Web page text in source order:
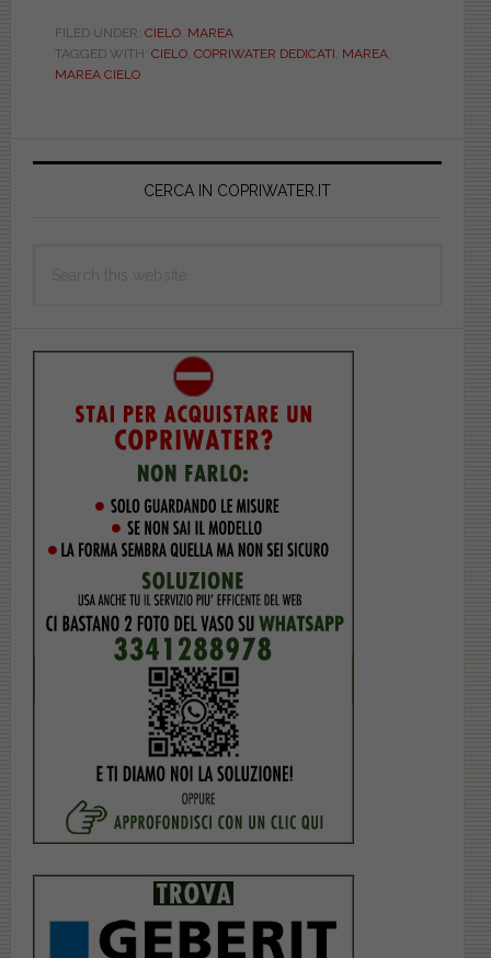
MAREA.
BIANCO.
DEDICATO.
FILED UNDER: CIELO, MAREA
TAGGED WITH: CIELO, COPRIWATER DEDICATI, MAREA,
MAREA CIELO
Primary
CERCA IN COPRIWATER.IT